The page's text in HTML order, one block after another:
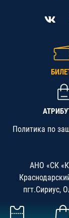
Политика по
АНО «СК
пгт.Сириус,